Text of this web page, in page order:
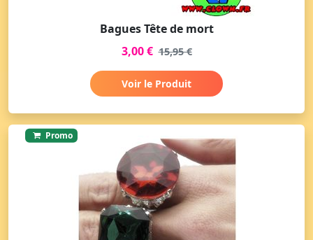
Bagues Tête de mort
3,00 € 15,95 €
Voir le Produit
Promo